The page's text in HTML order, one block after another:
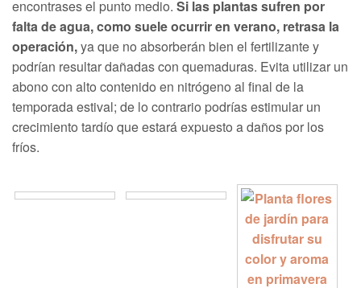
encontrases el punto medio. Si las plantas sufren por
falta de agua, como suele ocurrir en verano, retrasa la
operación,ya que no absorberán bien el fertilizante y
podrían resultar dañadas con quemaduras. Evita utilizar un
abono con alto contenido en nitrógeno al final de la
temporada estival; de lo contrario podrías estimular un
crecimiento tardío que estará expuesto a daños por los
fríos.